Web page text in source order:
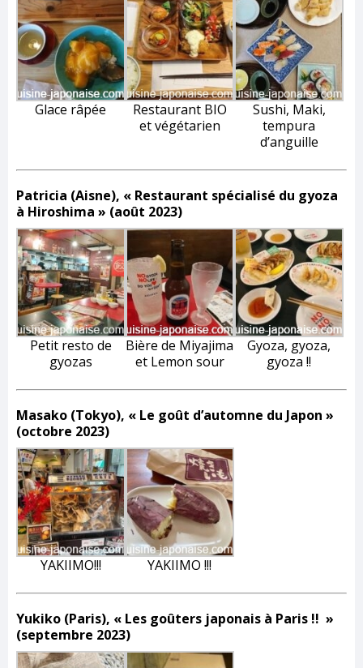
Glace râpée
Restaurant BIO
et végétarien
Sushi, Maki,
tempura
d’anguille
Patricia (Aisne), « Restaurant spécialisé du gyoza
à Hiroshima » (août 2023)
Petit resto de
gyozas
Bière de Miyajima
et Lemon sour
Gyoza, gyoza,
gyoza !!
Masako (Tokyo), « Le goût d’automne du Japon »
(octobre 2023)
YAKIIMO!!! YAKIIMO !!!
Yukiko (Paris), « Les goûters japonais à Paris !! »
(septembre 2023)